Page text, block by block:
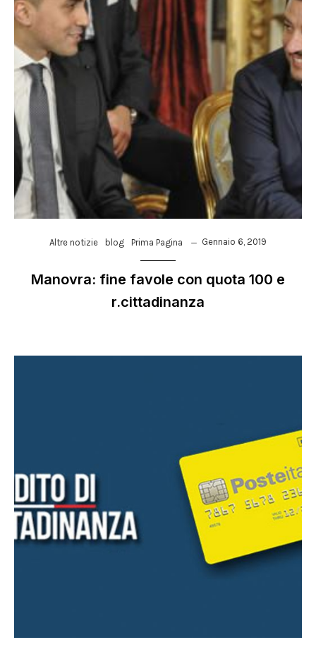
Altre notizie blog Prima Pagina Gennaio 6, 2019
Manovra: fine favole con quota 100 e
r.cittadinanza